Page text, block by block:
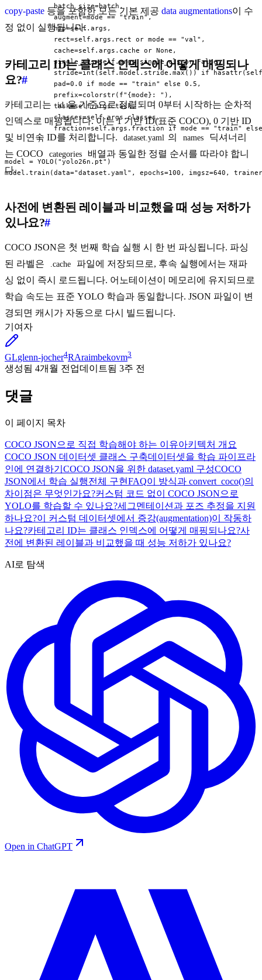
            batch_size=batch,
            augment=mode == "train",
            hyp=self.args,
            rect=self.args.rect or mode == "val",
            cache=self.args.cache or None,
            single_cls=self.args.single_cls or False,
stride=int(self.model.stride.max()) if
            pad=0.0 if mode == "train" else 0.5,
            prefix=colorstr(f"{mode}: "),
            task=self.args.task,
            classes=self.args.classes,
fraction=self.args.fraction if mode == "train"
        )
model = YOLO("yolo26n.pt")
model.train(data="dataset.yaml", epochs=100, imgsz=640,
copy-paste 등을 포함한 모든 기본 제공 data augmentations이 수
정 없이 실행됩니다.
카테고리 ID는 클래스 인덱스에 어떻게 매핑되나
요?#
카테고리는 id 을 기준으로 정렬되며 0부터 시작하는 순차적
인덱스로 매핑됩니다. 이는 1 기반 ID(표준 COCO), 0 기반 ID
및 비연속 ID를 처리합니다.
dataset.yaml 의 names
딕셔너리
는 COCO
categories
배열과 동일한 정렬 순서를 따라야 합니
다.
사전에 변환된 레이블과 비교했을 때 성능 저하가
있나요?#
COCO JSON은 첫 번째 학습 실행 시 한 번 파싱됩니다. 파싱
된 라벨은
.cache
파일에 저장되므로, 후속 실행에서는 재파
싱 없이 즉시 로드됩니다. 어노테이션이 메모리에 유지되므로
학습 속도는 표준 YOLO 학습과 동일합니다. JSON 파일이 변
경되면 캐시가 자동으로 다시 빌드됩니다.
기여자
GLglenn-jocher4RAraimbekovm3
생성됨 4개월 전 업데이트됨 3주 전
댓글
이 페이지 목차
COCO JSON으로 직접 학습해야 하는 이유아키텍처 개요
COCO JSON 데이터셋 클래스 구축데이터셋을 학습 파이프라
인에 연결하기 COCO JSON을 위한 dataset.yaml 구성COCO
JSON에서 학습 실행전체 구현FAQ이 방식과 convert_coco()의
차이점은 무엇인가요?커스텀 코드 없이 COCO JSON으로
YOLO를 학습할 수 있나요?세그멘테이션과 포즈 추정을 지원
하나요?이 커스텀 데이터셋에서 증강(augmentation)이 작동하
나요?카테고리 ID는 클래스 인덱스에 어떻게 매핑되나요?사
전에 변환된 레이블과 비교했을 때 성능 저하가 있나요?
AI로 탐색
Open in ChatGPT